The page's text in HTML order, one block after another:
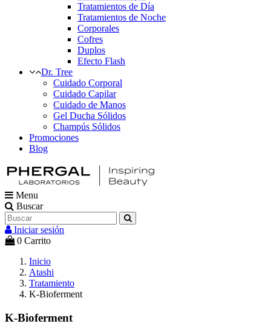
Tratamientos de Día
Tratamientos de Noche
Corporales
Cofres
Duplos
Efecto Flash
Dr. Tree
Cuidado Corporal
Cuidado Capilar
Cuidado de Manos
Gel Ducha Sólidos
Champús Sólidos
Promociones
Blog
Menu
Buscar
Iniciar sesión
0 Carrito
Inicio
Atashi
Tratamiento
K-Bioferment
K-Bioferment